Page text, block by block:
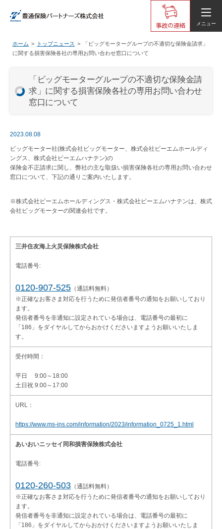
事故の連絡 メニュー
ホーム トップニュース
「ビッグモーターグループの不適切な保険金請求」
に関する損害保険各社の専用お問い合わせ窓口について
「ビッグモーターグループの不適切な保険金請
求」に関する損害保険各社の専用お問い合わせ
窓口について
2023.08.08
ビッグモーター社(株式会社ビッグモーター、株式会社ビーエムホールディ
ングス、株式会社ビーエムハナテン)の
保険金不正請求に関し、弊社の主な取扱い損害保険各社の専用お問い合わせ
窓口について、下記の通りご案内いたします。
※株式会社ビーエムホールディングス・株式会社ビーエムハナテンは、株式
会社ビッグモーターの関連会社です。
三井住友海上火災保険株式会社
電話番号:
0120-907-525 （通話料無料）
※正確なお客さま対応を行うために発信者番号の通知をお願いしており
ます。
発信者番号を非通知に設定されている場合は、電話番号の最初に
「186」をダイヤルしてからおかけくださいますようお願いいたしま
す。
受付時間：
平日 9:00～18:00
土日祝 9:00～17:00
URL：
https://www.ms-ins.com/information/2023/information_0725_1.html
あいおいニッセイ同和損害保険株式会社
電話番号:
0120-260-503 （通話料無料）
※正確なお客さま対応を行うために発信者番号の通知をお願いしており
ます。
発信者番号を非通知に設定されている場合は、電話番号の最初に
「186」をダイヤルしてからおかけくださいますようお願いいたしま